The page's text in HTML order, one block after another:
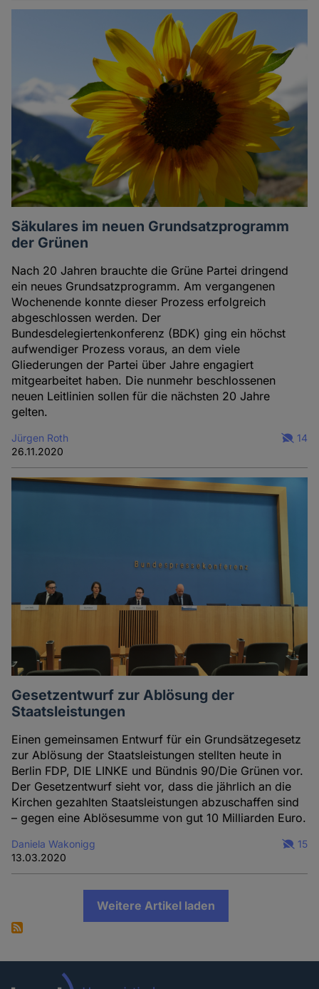
Säkulares im neuen Grundsatzprogramm
der Grünen
Nach 20 Jahren brauchte die Grüne Partei dringend
ein neues Grundsatzprogramm. Am vergangenen
Wochenende konnte dieser Prozess erfolgreich
abgeschlossen werden. Der
Bundesdelegiertenkonferenz (BDK) ging ein höchst
aufwendiger Prozess voraus, an dem viele
Gliederungen der Partei über Jahre engagiert
mitgearbeitet haben. Die nunmehr beschlossenen
neuen Leitlinien sollen für die nächsten 20 Jahre
gelten.
Jürgen Roth
26.11.2020
14
Gesetzentwurf zur Ablösung der
Staatsleistungen
Einen gemeinsamen Entwurf für ein Grundsätzegesetz
zur Ablösung der Staatsleistungen stellten heute in
Berlin FDP, DIE LINKE und Bündnis 90/Die Grünen vor.
Der Gesetzentwurf sieht vor, dass die jährlich an die
Kirchen gezahlten Staatsleistungen abzuschaffen sind
– gegen eine Ablösesumme von gut 10 Milliarden Euro.
Daniela Wakonigg
13.03.2020
15
Weitere Artikel laden